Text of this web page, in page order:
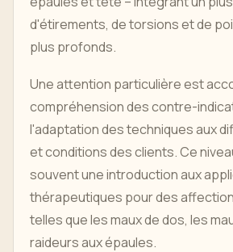
d'étirements, de torsions et de
plus profonds.
Une attention particulière est
compréhension des contre-
l'adaptation des techniques aux
et conditions des clients. Ce
souvent une introduction aux
thérapeutiques pour des
telles que les maux de dos, les
raideurs aux épaules.